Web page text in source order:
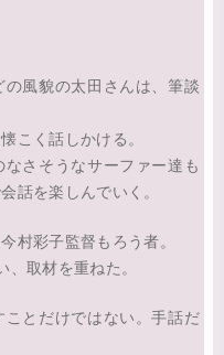
風貌の太田さんは、筆談
こく話しかける。
さそうなサーファー達も
話を楽しんでいく。
村彩子監督もろう者。
取材を重ねた。
とだけではない。手話だ